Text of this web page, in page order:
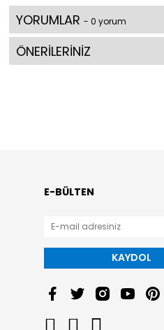
YORUMLAR - 0 yorum
ÖNERİLERİNİZ
E-BÜLTEN
KAYDOL